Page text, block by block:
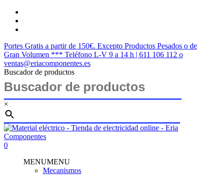
Saltar
contenido
Portes Gratis a partir de 150€. Excepto Productos Pesados o de
Gran Volumen *** Teléfono L-V 9 a 14 h | 611 106 112 o
ventas@eriacomponentes.es
Buscador de productos
×
Cerrar
búsqueda
buscar
account
0
MENUMENU
Mecanismos